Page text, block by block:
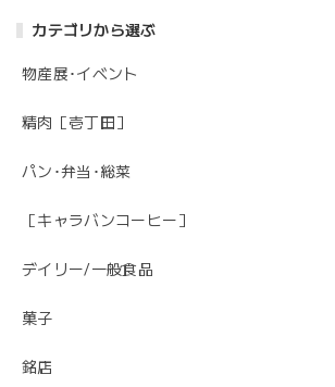
カテゴリから選ぶ
物産展･イベント
精肉［壱丁田］
パン･弁当･総菜
［キャラバンコーヒー］
デイリー/一般食品
菓子
銘店